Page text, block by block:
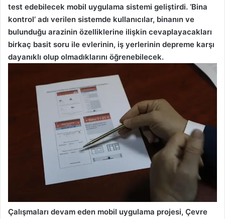
test edebilecek mobil uygulama sistemi geliştirdi. ‘Bina
kontrol’ adı verilen sistemde kullanıcılar, binanın ve
bulunduğu arazinin özelliklerine ilişkin cevaplayacakları
birkaç basit soru ile evlerinin, iş yerlerinin depreme karşı
dayanıklı olup olmadıklarını öğrenebilecek.
Çalışmaları devam eden mobil uygulama projesi, Çevre